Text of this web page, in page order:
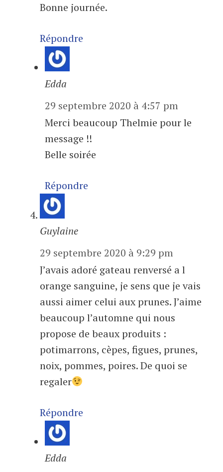
Bonne journée.
Répondre
Edda
29 septembre 2020 à 4:57 pm
Merci beaucoup Thelmie pour le
message !!
Belle soirée
Répondre
Guylaine
29 septembre 2020 à 9:29 pm
J’avais adoré gateau renversé a l
orange sanguine, je sens que je vais
aussi aimer celui aux prunes. J’aime
beaucoup l’automne qui nous
propose de beaux produits :
potimarrons, cèpes, figues, prunes,
noix, pommes, poires. De quoi se
regaler
Répondre
Edda